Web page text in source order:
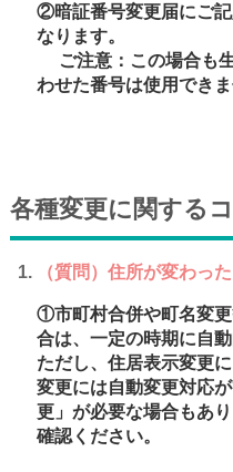
②暗証番号変更届にご
なります。
ご注意：この場合も
わせた番号は使用できま
各種変更に関する
（質問）住所が変わっ
①市町村合併や町名変
合は、一定の時期に自
ただし、住居表示変更
変更には自動変更対応
更」が必要な場合もあ
確認ください。